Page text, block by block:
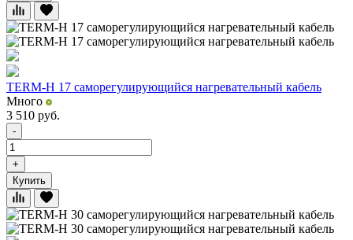
TERM-H 17 саморегулирующийся нагревательный кабель
Много
3 510 руб.
-
+
Купить